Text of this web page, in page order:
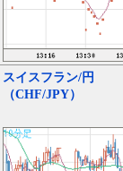
スイスフラン/円
（CHF/JPY）